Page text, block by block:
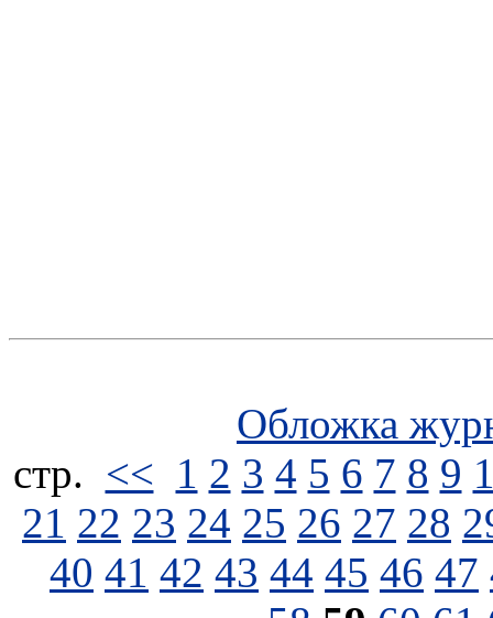
Обложка
стp. << 1 2 3 4 5 6 7 8 9
21 22 23 24 25 26 27 28
40 41 42 43 44 45 46 47